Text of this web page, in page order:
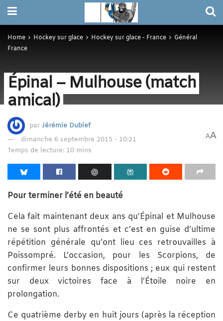
Home Hockey sur glace Hockey sur glace - France
Général
France
Épinal – Mulhouse (match
amical)
par Jérémie Dubief
dimanche 6 septembre 2015 - 10:21
Temps de lecture: 10 mins
AA
Pour terminer l’été en beauté
Cela fait maintenant deux ans qu’Épinal et Mulhouse
ne se sont plus affrontés et c’est en guise d’ultime
répétition générale qu’ont lieu ces retrouvailles à
Poissompré. L’occasion, pour les Scorpions, de
confirmer leurs bonnes dispositions ; eux qui restent
sur deux victoires face à l’Étoile noire en
prolongation.
Ce quatrième derby en huit jours (après la réception